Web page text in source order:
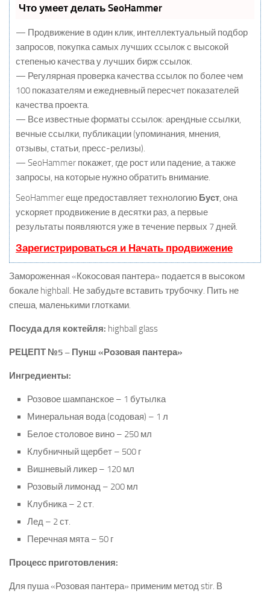
Что умеет делать SeoHammer
— Продвижение в один клик, интеллектуальный подбор
запросов, покупка самых лучших ссылок с высокой
степенью качества у лучших бирж ссылок.
— Регулярная проверка качества ссылок по более чем
100 показателям и ежедневный пересчет показателей
качества проекта.
— Все известные форматы ссылок: арендные ссылки,
вечные ссылки, публикации (упоминания, мнения,
отзывы, статьи, пресс-релизы).
— SeoHammer покажет, где рост или падение, а также
запросы, на которые нужно обратить внимание.
SeoHammer еще предоставляет технологию Буст, она
ускоряет продвижение в десятки раз, а первые
результаты появляются уже в течение первых 7 дней.
Зарегистрироваться и Начать продвижение
Замороженная «Кокосовая пантера» подается в высоком
бокале highball. Не забудьте вставить трубочку. Пить не
спеша, маленькими глотками.
Посуда для коктейля: highball glass
РЕЦЕПТ №5 – Пунш «Розовая пантера»
Ингредиенты:
Розовое шампанское – 1 бутылка
Минеральная вода (содовая) – 1 л
Белое столовое вино – 250 мл
Клубничный щербет – 500 г
Вишневый ликер – 120 мл
Розовый лимонад – 200 мл
Клубника – 2 ст.
Лед – 2 ст.
Перечная мята – 50 г
Процесс приготовления:
Для пуша «Розовая пантера» применим метод stir. В